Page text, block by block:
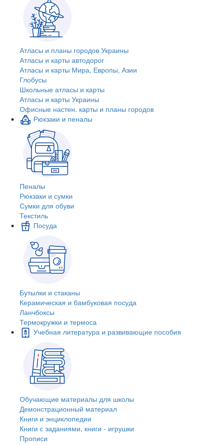
Атласы и планы городов Украины
Атласы и карты автодорог
Атласы и карты Мира, Европы, Азии
Глобусы
Школьные атласы и карты
Атласы и карты Украины
Офисные настен. карты и планы городов
Рюкзаки и пеналы
Пеналы
Рюкзаки и сумки
Сумки для обуви
Текстиль
Посуда
Бутылки и стаканы
Керамическая и бамбуковая посуда
Ланчбоксы
Термокружки и термоса
Учебная литература и развивающие пособия
Обучающие материалы для школы
Демонстрационный материал
Книги и энциклопедии
Книги с заданиями, книги - игрушки
Прописи